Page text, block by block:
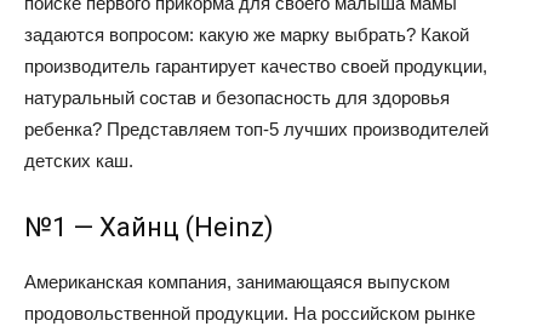
задаются вопросом: какую же марку выбрать? Какой
производитель гарантирует качество своей продукции,
натуральный состав и безопасность для здоровья
ребенка? Представляем топ-5 лучших производителей
детских каш.
№1 — Хайнц (Heinz)
Американская компания, занимающаяся выпуском
продовольственной продукции. На российском рынке